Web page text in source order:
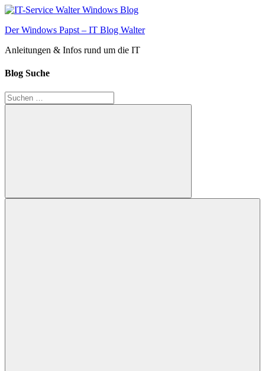
Zum
springen
Der Windows Papst – IT Blog Walter
Anleitungen & Infos rund um die IT
Blog Suche
Suchen
nach:
Suchen